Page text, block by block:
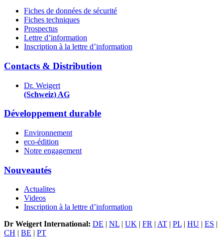
Fiches de données de sécurité
Fiches techniques
Prospectus
Lettre d’information
Inscription à la lettre d’information
Contacts & Distribution
Dr. Weigert
(Schweiz) AG
Développement durable
Environnement
eco-édition
Notre engagement
Nouveautés
Actualites
Videos
Inscription à la lettre d’information
Dr Weigert International: DE | NL | UK | FR | AT | PL | HU | ES |
CH | BE | PT